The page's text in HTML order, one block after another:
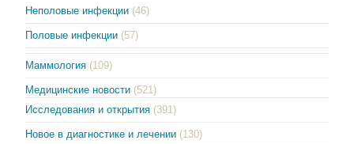
Неполовые инфекции (46)
Половые инфекции (57)
Маммология (109)
Медицинские новости (521)
Исследования и открытия (391)
Новое в диагностике и лечении (130)